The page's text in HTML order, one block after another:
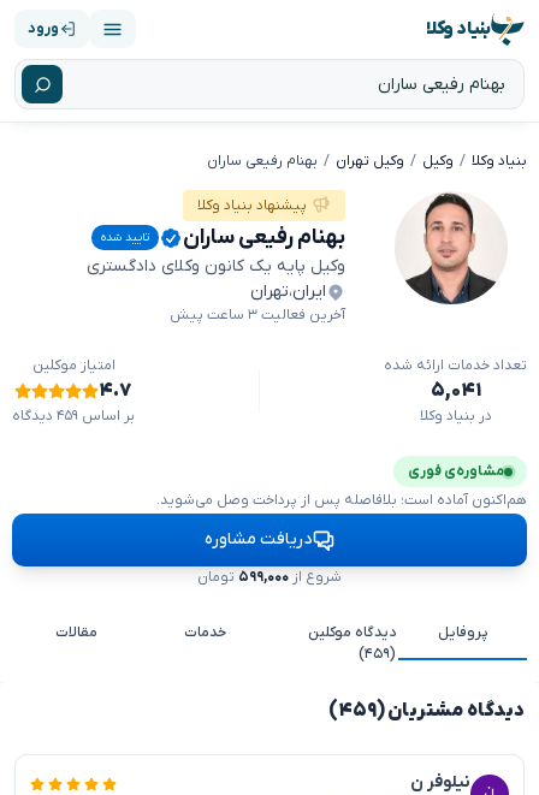
بنیاد وکلا ورود
بنیاد وکلا وکیل وکیل تهران بهنام رفیعی ساران
پیشنهاد بنیاد وکلا
بهنام رفیعی ساران تایید شده
وکیل پایه یک کانون وکلای دادگستری
ایران،تهران
آخرین فعالیت ۳ ساعت پیش
تعداد خدمات ارائه شده
۵,۰۴۱
در بنیاد وکلا
امتیاز موکلین
۴.۷
بر اساس ۴۵۹ دیدگاه
مشاوره‌ی فوری
هم‌اکنون آماده است؛ بلافاصله پس از پرداخت وصل می‌شوید.
دریافت مشاوره
شروع از ۵۹۹,۰۰۰ تومان
پروفایل
دیدگاه موکلین
(۴۵۹)
خدمات مقالات
دیدگاه مشتریان (۴۵۹)
نیلوفر ن